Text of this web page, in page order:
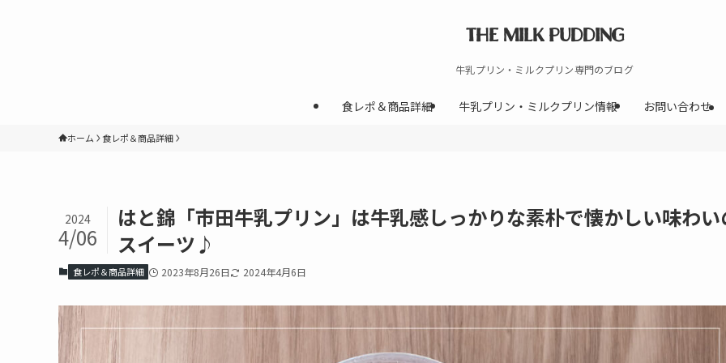
THE MILK PUDDING
牛乳プリン・ミルクプリン専門のブログ
食レポ＆商品詳細 牛乳プリン・ミルクプリン情報 お問い合わせ
ホーム 食レポ＆商品詳細
はと錦「市田牛乳プリン」は牛乳感しっかりな素朴で懐かしい味わい
スイーツ♪
2024
4/06
食レポ＆商品詳細 2023年8月26日 2024年4月6日